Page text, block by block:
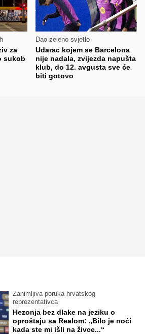
za
sukob
Dao zeleno svjetlo
Udarac kojem se Barcelona
nije nadala, zvijezda napušta
klub, do 12. avgusta sve će
biti gotovo
Zanimljiva poruka hrvatskog
reprezentativca
Hezonja bez dlake na jeziku o
oproštaju sa Realom: „Bilo je noći
kada ste mi išli na živce...“